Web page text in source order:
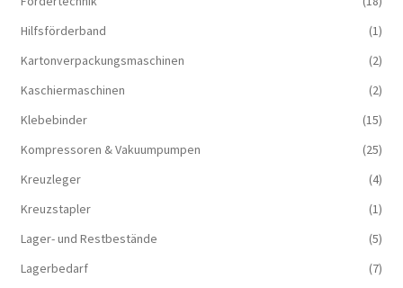
Hilfsförderband
(1)
Kartonverpackungsmaschinen
(2)
Kaschiermaschinen
(2)
Klebebinder
(15)
Kompressoren & Vakuum­pumpen
(25)
Kreuzleger
(4)
Kreuzstapler
(1)
Lager- und Restbestände
(5)
Lagerbedarf
(7)